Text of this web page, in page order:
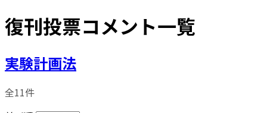
復刊投票コメント一覧
実験計画法
全11件